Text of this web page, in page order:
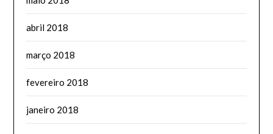
abril 2018
março 2018
fevereiro 2018
janeiro 2018